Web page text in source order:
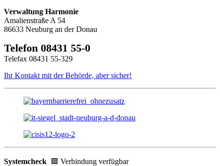
Verwaltung Harmonie
Amalienstraße A 54
86633 Neuburg an der Donau
Telefon 08431 55-0
Telefax 08431 55-329
Ihr Kontakt mit der Behörde, aber sicher!
Systemcheck 🟩 Verbindung verfügbar